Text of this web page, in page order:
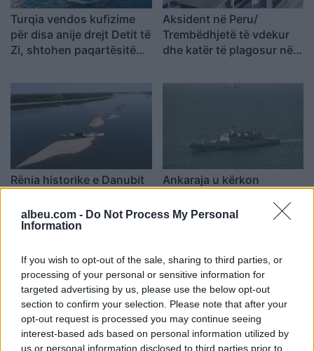
albeu.com - Do Not Process My Personal
Information
If you wish to opt-out of the sale, sharing to third parties, or
processing of your personal or sensitive information for
targeted advertising by us, please use the below opt-out
section to confirm your selection. Please note that after your
opt-out request is processed you may continue seeing
interest-based ads based on personal information utilized by
us or personal information disclosed to third parties prior to
Turqia vendos kufizime
për disa anije drejt Detit të
Zi, shtohen paqartësitë
Aksident në Peru/
Trembëdhjetë të vdekur
dhe katër të plagosur në
dhe kamionit
Rënia historike e Danubit
dhe municione të
pashpërthyera të Luftës
Ankaraja u kërkon
armëpushim në Detin e Zi
Zelensky paralajmëron:
Senati konfirmon me